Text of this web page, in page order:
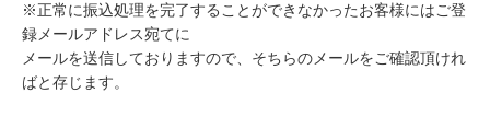
※正常に振込処理を完了することができなかったお客様にはご登
録メールアドレス宛てに
メールを送信しておりますので、そちらのメールをご確認頂けれ
ばと存じます。